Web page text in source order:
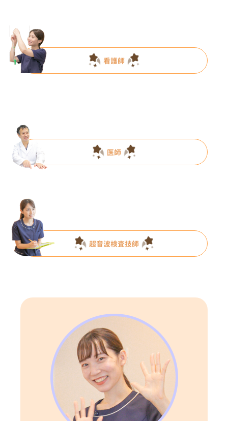
看護師
医師
超音波検査技師